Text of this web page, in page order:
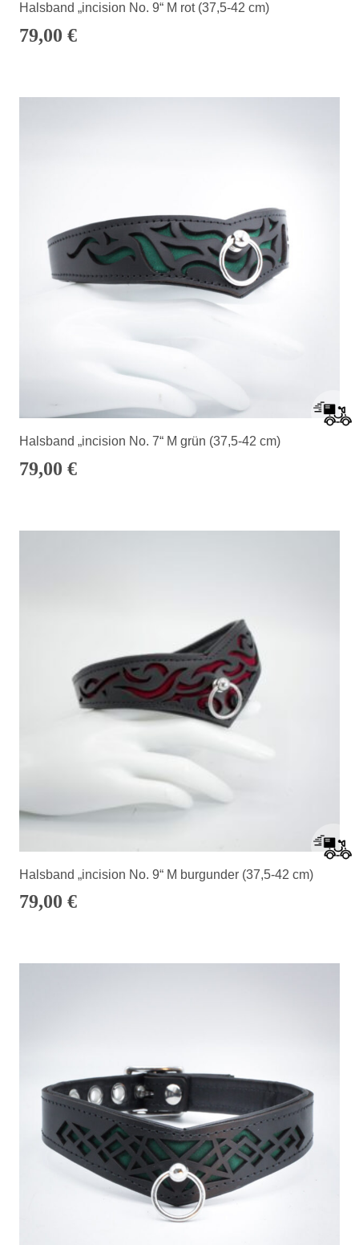
Halsband „incision No. 9“ M rot (37,5-42 cm)
79,00 €
Halsband „incision No. 7“ M grün (37,5-42 cm)
79,00 €
Halsband „incision No. 9“ M burgunder (37,5-42 cm)
79,00 €